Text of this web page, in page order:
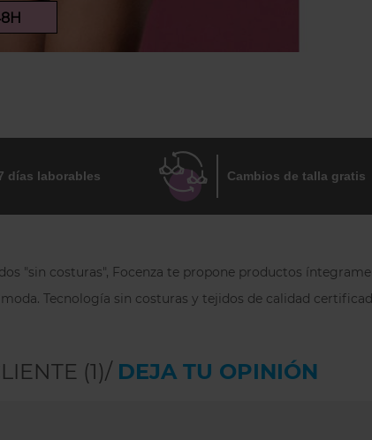
días laborables Cambios de talla gratis
"sin costuras", Focenza te propone productos
Tecnología sin costuras y tejidos de calidad
(1)/ DEJA TU OPINIÓN